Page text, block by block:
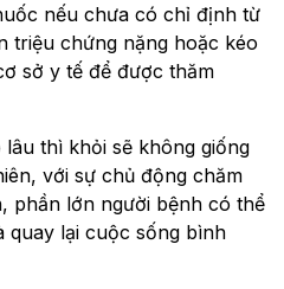
nếu chưa có chỉ định từ
triệu chứng nặng hoặc kéo
sở y tế để được thăm
thì khỏi sẽ không giống
với sự chủ động chăm
phần lớn người bệnh có thể
quay lại cuộc sống bình